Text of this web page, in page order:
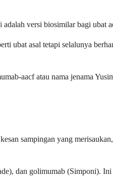
versi biosimilar bagi ubat
ubat asal tetapi selalunya
aacf atau nama jenama
sampingan yang
dan golimumab (Simponi).